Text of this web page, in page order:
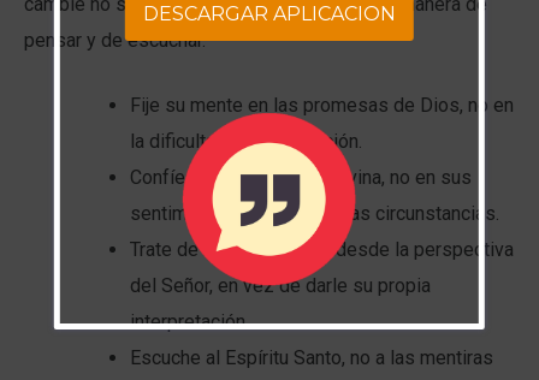
pensar y de escuchar.
Fije su mente en las promesas de Dios, no en
la dificultad de su situación.
Confíe en su naturaleza divina, no en sus
sentimientos en cuanto a las circunstancias.
Trate de ver la dificultad desde la perspectiva
del Señor, en vez de darle su propia
interpretación.
Escuche al Espíritu Santo, no a las mentiras
DESCARGAR APLICACION